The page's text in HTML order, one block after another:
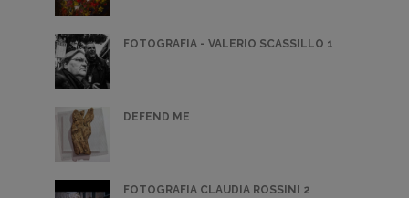
FOTOGRAFIA - VALERIO SCASSILLO 1
DEFEND ME
FOTOGRAFIA CLAUDIA ROSSINI 2